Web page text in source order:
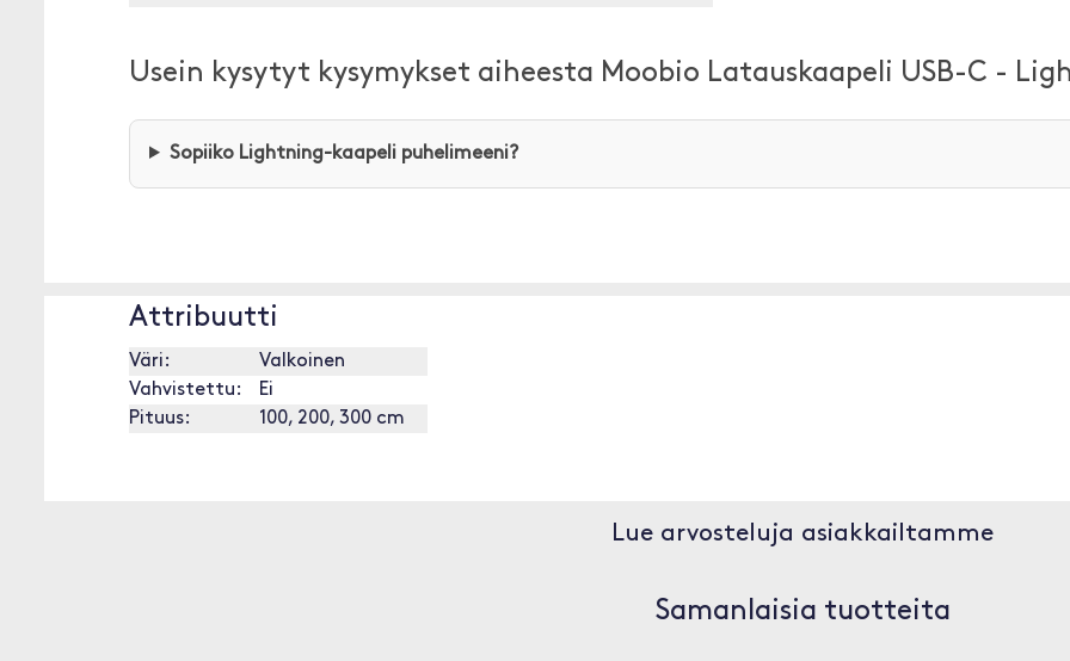
Usein kysytyt kysymykset aiheesta Moobio Latauskaapeli USB-C -
Sopiiko Lightning-kaapeli puhelimeeni?
Attribuutti
Väri:
Valkoinen
Vahvistettu:
Ei
Pituus:
100, 200, 300 cm
Lue arvosteluja asiakkailtamme
Samanlaisia tuotteita